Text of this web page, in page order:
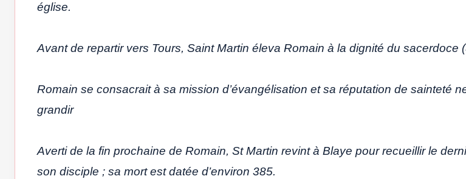
église.
Avant de repartir vers Tours, Saint Martin éleva Romain à la dignité du sacerdoce
Romain se consacrait à sa mission d’évangélisation et sa réputation de sainteté
grandir
Averti de la fin prochaine de Romain, St Martin revint à Blaye pour recueillir le
son disciple ; sa mort est datée d’environ 385.